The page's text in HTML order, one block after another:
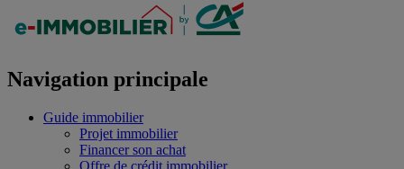
Navigation principale
Guide immobilier
Projet immobilier
Financer son achat
Offre de crédit immobilier